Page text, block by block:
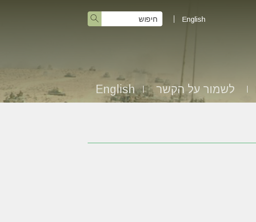
English
לשמור על הקשר English